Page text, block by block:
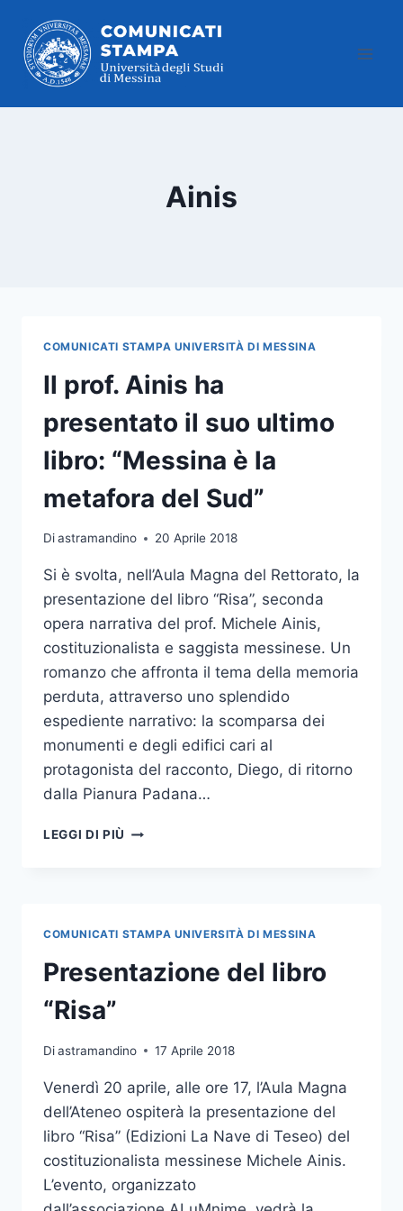
contenuto
Ainis
COMUNICATI STAMPA UNIVERSITÀ DI MESSINA
Il prof. Ainis ha
presentato il suo ultimo
libro: “Messina è la
metafora del Sud”
Diastramandino 20 Aprile 2018
Si è svolta, nell’Aula Magna del Rettorato, la
presentazione del libro “Risa”, seconda
opera narrativa del prof. Michele Ainis,
costituzionalista e saggista messinese. Un
romanzo che affronta il tema della memoria
perduta, attraverso uno splendido
espediente narrativo: la scomparsa dei
monumenti e degli edifici cari al
protagonista del racconto, Diego, di ritorno
dalla Pianura Padana…
LEGGI DI PIÙ IL
ULTIMO
LIBRO:
METAFORA
SUD”
COMUNICATI STAMPA UNIVERSITÀ DI MESSINA
Presentazione del libro
“Risa”
Diastramandino 17 Aprile 2018
Venerdì 20 aprile, alle ore 17, l’Aula Magna
dell’Ateneo ospiterà la presentazione del
libro “Risa” (Edizioni La Nave di Teseo) del
costituzionalista messinese Michele Ainis.
L’evento, organizzato